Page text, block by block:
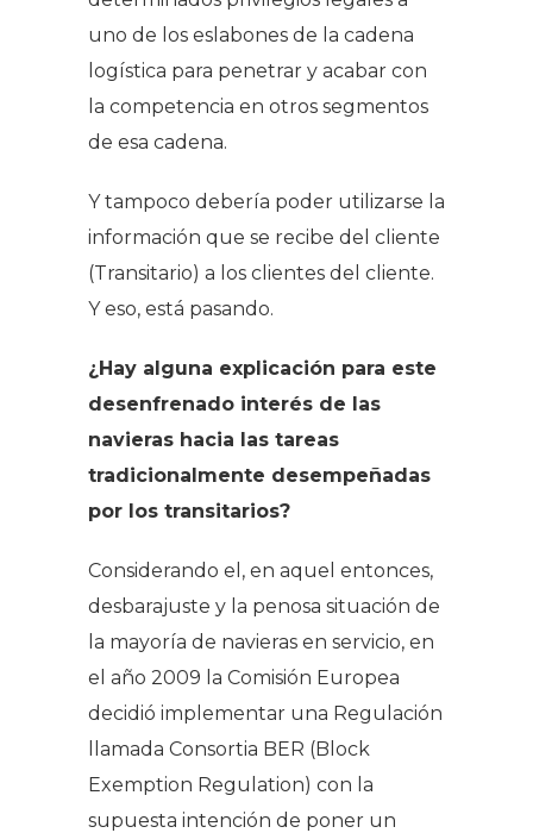
uno de los eslabones de la cadena
logística para penetrar y acabar con
la competencia en otros segmentos
de esa cadena.
Y tampoco debería poder utilizarse la
información que se recibe del cliente
(Transitario) a los clientes del cliente.
Y eso, está pasando.
¿Hay alguna explicación para este
desenfrenado interés de las
navieras hacia las tareas
tradicionalmente desempeñadas
por los transitarios?
Considerando el, en aquel entonces,
desbarajuste y la penosa situación de
la mayoría de navieras en servicio, en
el año 2009 la Comisión Europea
decidió implementar una Regulación
llamada Consortia BER (Block
Exemption Regulation) con la
supuesta intención de poner un